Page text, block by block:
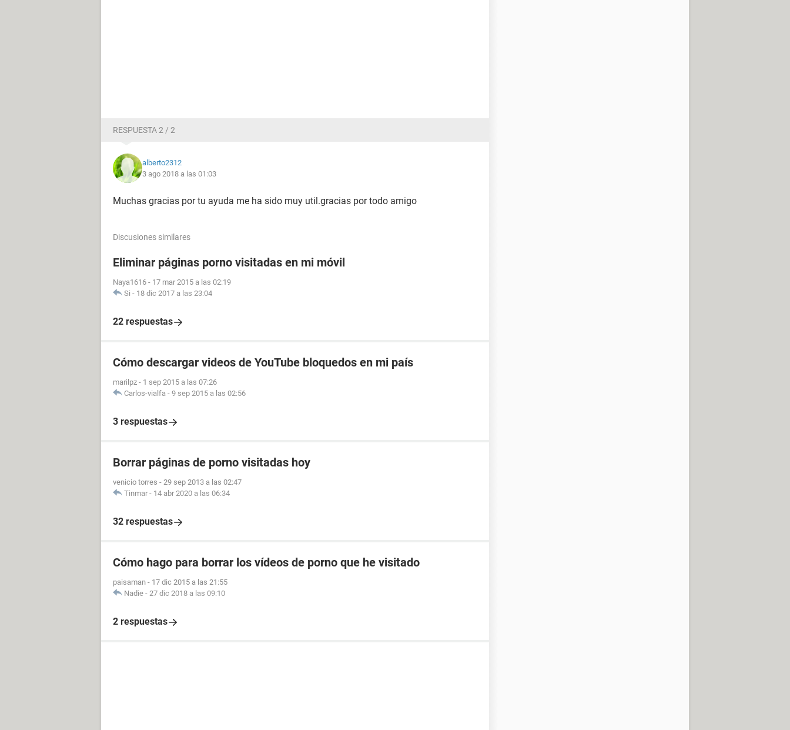
RESPUESTA 2 / 2
alberto2312
3 ago 2018 a las 01:03
Muchas gracias por tu ayuda me ha sido muy util.gracias por todo amigo
Discusiones similares
Eliminar páginas porno visitadas en mi móvil
Naya1616 - 17 mar 2015 a las 02:19
Si - 18 dic 2017 a las 23:04
22 respuestas
Cómo descargar videos de YouTube bloquedos en mi país
marilpz - 1 sep 2015 a las 07:26
Carlos-vialfa - 9 sep 2015 a las 02:56
3 respuestas
Borrar páginas de porno visitadas hoy
venicio torres - 29 sep 2013 a las 02:47
Tinmar - 14 abr 2020 a las 06:34
32 respuestas
Cómo hago para borrar los vídeos de porno que he visitado
paisaman - 17 dic 2015 a las 21:55
Nadie - 27 dic 2018 a las 09:10
2 respuestas